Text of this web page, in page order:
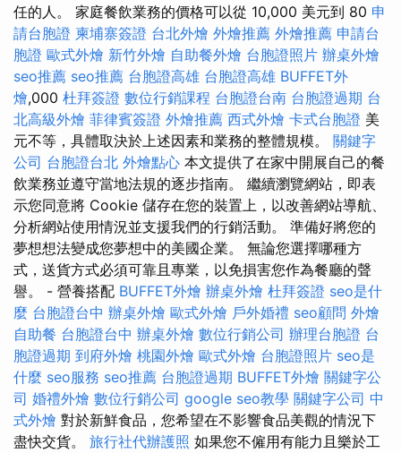
任的人。 家庭餐飲業務的價格可以從 10,000 美元到 80 申
請台胞證 柬埔寨簽證 台北外燴 外燴推薦 外燴推薦 申請台
胞證 歐式外燴 新竹外燴 自助餐外燴 台胞證照片 辦桌外燴
seo推薦 seo推薦 台胞證高雄 台胞證高雄 BUFFET外
燴,000 杜拜簽證 數位行銷課程 台胞證台南 台胞證過期 台
北高級外燴 菲律賓簽證 外燴推薦 西式外燴 卡式台胞證 美
元不等，具體取決於上述因素和業務的整體規模。 關鍵字
公司 台胞證台北 外燴點心 本文提供了在家中開展自己的餐
飲業務並遵守當地法規的逐步指南。 繼續瀏覽網站，即表
示您同意將 Cookie 儲存在您的裝置上，以改善網站導航、
分析網站使用情況並支援我們的行銷活動。 準備好將您的
夢想想法變成您夢想中的美國企業。 無論您選擇哪種方
式，送貨方式必須可靠且專業，以免損害您作為餐廳的聲
譽。 - 營養搭配 BUFFET外燴 辦桌外燴 杜拜簽證 seo是什
麼 台胞證台中 辦桌外燴 歐式外燴 戶外婚禮 seo顧問 外燴
自助餐 台胞證台中 辦桌外燴 數位行銷公司 辦理台胞證 台
胞證過期 到府外燴 桃園外燴 歐式外燴 台胞證照片 seo是
什麼 seo服務 seo推薦 台胞證過期 BUFFET外燴 關鍵字公
司 婚禮外燴 數位行銷公司 google seo教學 關鍵字公司 中
式外燴 對於新鮮食品，您希望在不影響食品美觀的情況下
盡快交貨。 旅行社代辦護照 如果您不僱用有能力且樂於工